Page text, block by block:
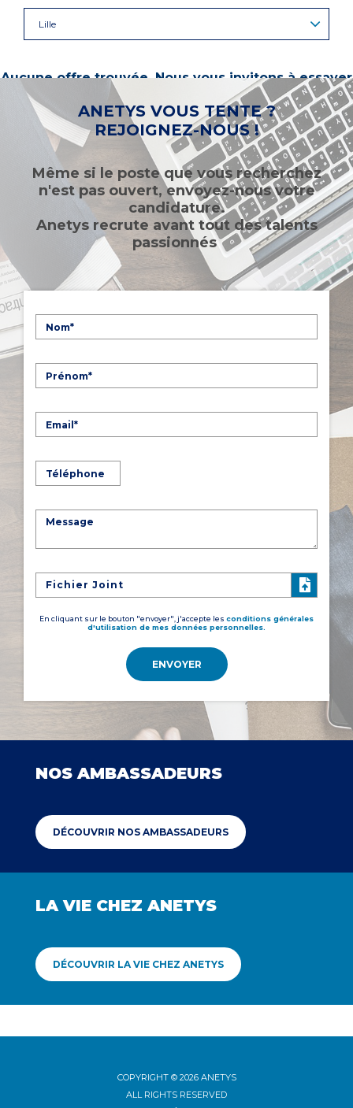
Lille
Aucune offre trouvée. Nous vous invitons à essayer
d’autres mots-clés ou à sélectionner un « métier ».
ANETYS VOUS TENTE ?
REJOIGNEZ-NOUS !
Même si le poste que vous recherchez
n'est pas ouvert, envoyez-nous votre
candidature.
Anetys recrute avant tout des talents
passionnés
Fichier Joint
En cliquant sur le bouton "envoyer", j'accepte les conditions générales
d'utilisation de mes données personnelles.
ENVOYER
NOS AMBASSADEURS
DÉCOUVRIR NOS AMBASSADEURS
LA VIE CHEZ ANETYS
DÉCOUVRIR LA VIE CHEZ ANETYS
COPYRIGHT © 2026 ANETYS
ALL RIGHTS RESERVED